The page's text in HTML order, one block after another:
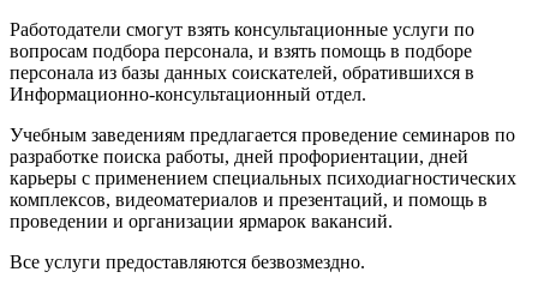
Работодатели смогут взять консультационные услуги по
вопросам подбора персонала, и взять помощь в подборе
персонала из базы данных соискателей, обратившихся в
Информационно-консультационный отдел.
Учебным заведениям предлагается проведение семинаров по
разработке поиска работы, дней профориентации, дней
карьеры с применением специальных психодиагностических
комплексов, видеоматериалов и презентаций, и помощь в
проведении и организации ярмарок вакансий.
Все услуги предоставляются безвозмездно.